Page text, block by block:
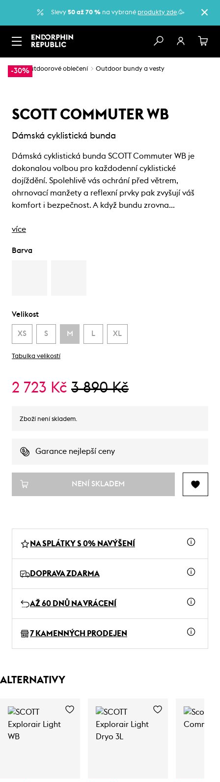
Slevy 50 až 70 % na vybrané produkty zde.🥳
-30%
… Outdoorové oblečení Outdoor bundy a vesty
SCOTT COMMUTER WB
Dámská cyklistická bunda
Dámská cyklistická bunda SCOTT Commuter WB je
dokonalou volbou pro každodenní cyklistické
dojíždění. Spolehlivě vás ochrání před větrem,
ohrnovací manžety a reflexní prvky pak zvyšují váš
komfort i bezpečnost. A když bundu zrovna…
více
Barva
Velikost
XS S M L XL
Tabulka velikostí
2 723 Kč 3 890 Kč
Zboží není skladem.
Garance nejlepší ceny
NENÍ SKLADEM
NA SPLÁTKY S 0% NAVÝŠENÍ
DOPRAVA ZDARMA
AŽ 60 DNŮ NA VRÁCENÍ
7 KAMENNÝCH PRODEJEN
ALTERNATIVY